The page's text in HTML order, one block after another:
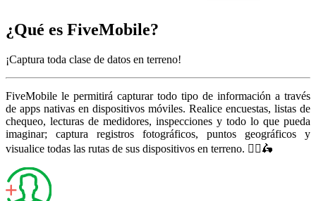
¿Qué es FiveMobile?
¡Captura toda clase de datos en terreno!
FiveMobile le permitirá capturar todo tipo de información a través
de apps nativas en dispositivos móviles. Realice encuestas, listas de
chequeo, lecturas de medidores, inspecciones y todo lo que pueda
imaginar; captura registros fotográficos, puntos geográficos y
visualice todas las rutas de sus dispositivos en terreno. 👷‍♂️🛵